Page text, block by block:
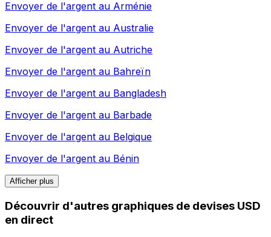
Envoyer de l'argent au Arménie
Envoyer de l'argent au Australie
Envoyer de l'argent au Autriche
Envoyer de l'argent au Bahreïn
Envoyer de l'argent au Bangladesh
Envoyer de l'argent au Barbade
Envoyer de l'argent au Belgique
Envoyer de l'argent au Bénin
Afficher plus
Découvrir d'autres graphiques de devises USD
en direct